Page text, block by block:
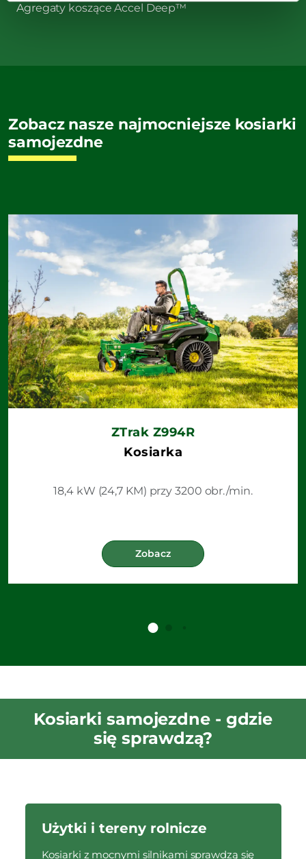
Agregaty koszące Accel Deep™
Zobacz nasze najmocniejsze kosiarki
samojezdne
ZTrak Z994R
Kosiarka
18,4 kW (24,7 KM) przy 3200 obr./min.
Zobacz
Kosiarki samojezdne - gdzie
się sprawdzą?
Użytki i tereny rolnicze
Kosiarki z mocnymi silnikami sprawdzą się